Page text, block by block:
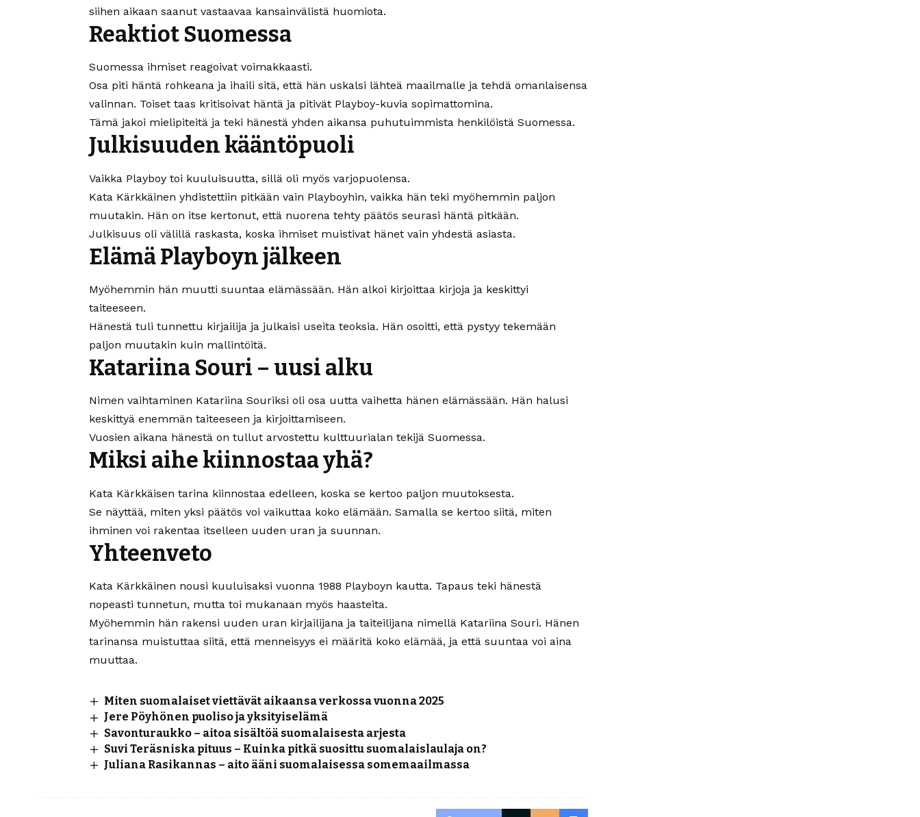
siihen aikaan saanut vastaavaa kansainvälistä huomiota.
Reaktiot Suomessa
Suomessa ihmiset reagoivat voimakkaasti.
Osa piti häntä rohkeana ja ihaili sitä, että hän uskalsi lähteä maailmalle ja tehdä omanlaisensa
valinnan. Toiset taas kritisoivat häntä ja pitivät Playboy-kuvia sopimattomina.
Tämä jakoi mielipiteitä ja teki hänestä yhden aikansa puhutuimmista henkilöistä Suomessa.
Julkisuuden kääntöpuoli
Vaikka Playboy toi kuuluisuutta, sillä oli myös varjopuolensa.
Kata Kärkkäinen yhdistettiin pitkään vain Playboyhin, vaikka hän teki myöhemmin paljon
muutakin. Hän on itse kertonut, että nuorena tehty päätös seurasi häntä pitkään.
Julkisuus oli välillä raskasta, koska ihmiset muistivat hänet vain yhdestä asiasta.
Elämä Playboyn jälkeen
Myöhemmin hän muutti suuntaa elämässään. Hän alkoi kirjoittaa kirjoja ja keskittyi
taiteeseen.
Hänestä tuli tunnettu kirjailija ja julkaisi useita teoksia. Hän osoitti, että pystyy tekemään
paljon muutakin kuin mallintöitä.
Katariina Souri – uusi alku
Nimen vaihtaminen Katariina Souriksi oli osa uutta vaihetta hänen elämässään. Hän halusi
keskittyä enemmän taiteeseen ja kirjoittamiseen.
Vuosien aikana hänestä on tullut arvostettu kulttuurialan tekijä Suomessa.
Miksi aihe kiinnostaa yhä?
Kata Kärkkäisen tarina kiinnostaa edelleen, koska se kertoo paljon muutoksesta.
Se näyttää, miten yksi päätös voi vaikuttaa koko elämään. Samalla se kertoo siitä, miten
ihminen voi rakentaa itselleen uuden uran ja suunnan.
Yhteenveto
Kata Kärkkäinen nousi kuuluisaksi vuonna 1988 Playboyn kautta. Tapaus teki hänestä
nopeasti tunnetun, mutta toi mukanaan myös haasteita.
Myöhemmin hän rakensi uuden uran kirjailijana ja taiteilijana nimellä Katariina Souri. Hänen
tarinansa muistuttaa siitä, että menneisyys ei määritä koko elämää, ja että suuntaa voi aina
muuttaa.
Miten suomalaiset viettävät aikaansa verkossa vuonna 2025
Jere Pöyhönen puoliso ja yksityiselämä
Savonturaukko – aitoa sisältöä suomalaisesta arjesta
Suvi Teräsniska pituus – Kuinka pitkä suosittu suomalaislaulaja on?
Juliana Rasikannas – aito ääni suomalaisessa somemaailmassa